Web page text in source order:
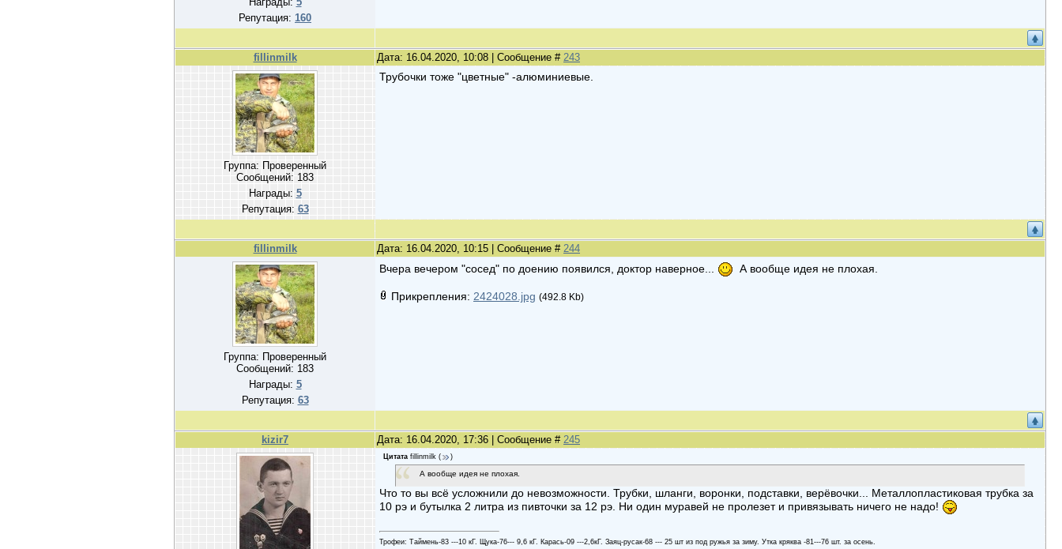
Репутация: 160
fillinmilk Дата: 16.04.2020, 10:08 | Сообщение # 243
Группа: Проверенный
Сообщений: 183
Награды: 5
Репутация: 63
Трубочки тоже "цветные" -алюминиевые.
fillinmilk Дата: 16.04.2020, 10:15 | Сообщение # 244
Группа: Проверенный
Сообщений: 183
Награды: 5
Репутация: 63
Вчера вечером "сосед" по доению появился, доктор наверное... А вообще идея не плохая.
Прикрепления: 2424028.jpg (492.8 Kb)
kizir7 Дата: 16.04.2020, 17:36 | Сообщение # 245
Цитата fillinmilk ( )
А вообще идея не плохая.
Что то вы всё усложнили до невозможности. Трубки, шланги, воронки, подставки, верёвочки... Металлопластиковая трубка за
10 рэ и бутылка 2 литра из пивточки за 12 рэ. Ни один муравей не пролезет и привязывать ничего не надо!
Трофеи: Таймень-83 ---10 кГ. Щука-76--- 9,6 кГ. Карась-09 ---2,6кГ. Заяц-русак-68 --- 25 шт из под ружья за зиму. Утка кряква -81---76 шт. за осень.